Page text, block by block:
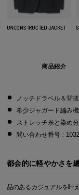
UNCONSTRUCTED JACKET
商品紹介
ノッチドラペル＆背
希少ジャガード編み
ストレッチ糸と染め
問い合わせ番号 :
都会的に軽やかさを
品のあるカジュアルを叶